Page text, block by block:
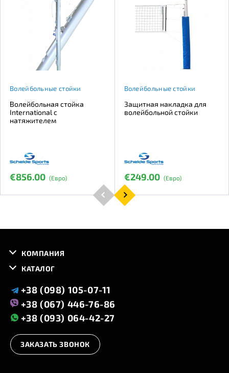
Волейбольные стойки
Волейбольная стойка
International с
натяжителем
€856.00 (Евро)
Волейбольные стойки
Защитная накладка для
волейбольной стойки
€249.00 (Евро)
КОМПАНИЯ
КАТАЛОГ
+38 (098) 105-07-11
+38 (067) 446-76-86
+38 (093) 064-42-27
ЗАКАЗАТЬ ЗВОНОК